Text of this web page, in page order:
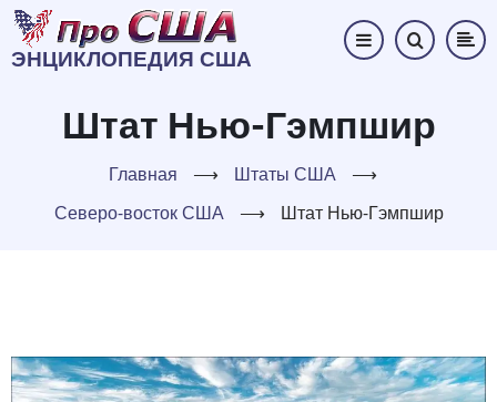
Перейти
основному
ЭНЦИКЛОПЕДИЯ США
Штат Нью-Гэмпшир
Главная ⟶ Штаты США
⟶
Северо-восток США
⟶ Штат Нью-Гэмпшир